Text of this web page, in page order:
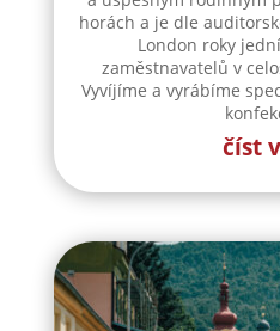
horách a je dle
London roky
zaměstnavatelů v
Vyvíjíme a vyrábíme
číst